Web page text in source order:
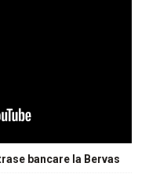
bancare la Bervas